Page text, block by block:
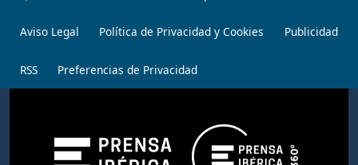
Aviso Legal Política de Privacidad y Cookies Publicidad
RSS Preferencias de Privacidad